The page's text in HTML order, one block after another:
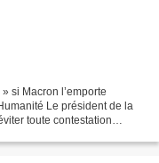
si Macron l’emporte
Le président de la
toute contestation